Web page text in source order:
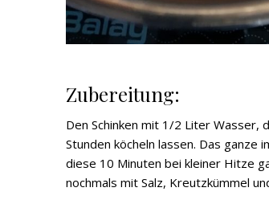
Zubereitung:
Den Schinken mit 1/2 Liter
Stunden köcheln lassen. Das ganze
diese 10 Minuten bei kleiner Hitze
nochmals mit Salz, Kreutzkümmel